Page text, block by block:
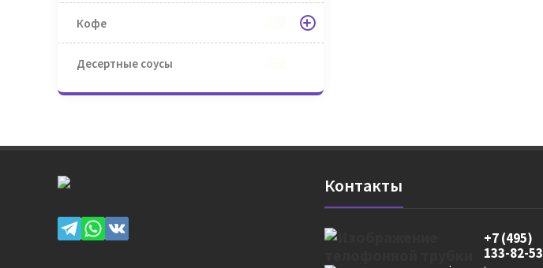
Кофе
Десертные соусы
Контакты
+7 (495)
133-82-53